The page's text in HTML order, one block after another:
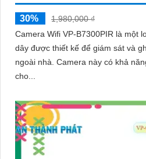
30%
1,980,000 ₫
Camera Wifi VP-B7300PIR là một
dây được thiết kế để giám sát và
ngoài nhà. Camera này có khả năng kết nối với mạng wifi,
cho...